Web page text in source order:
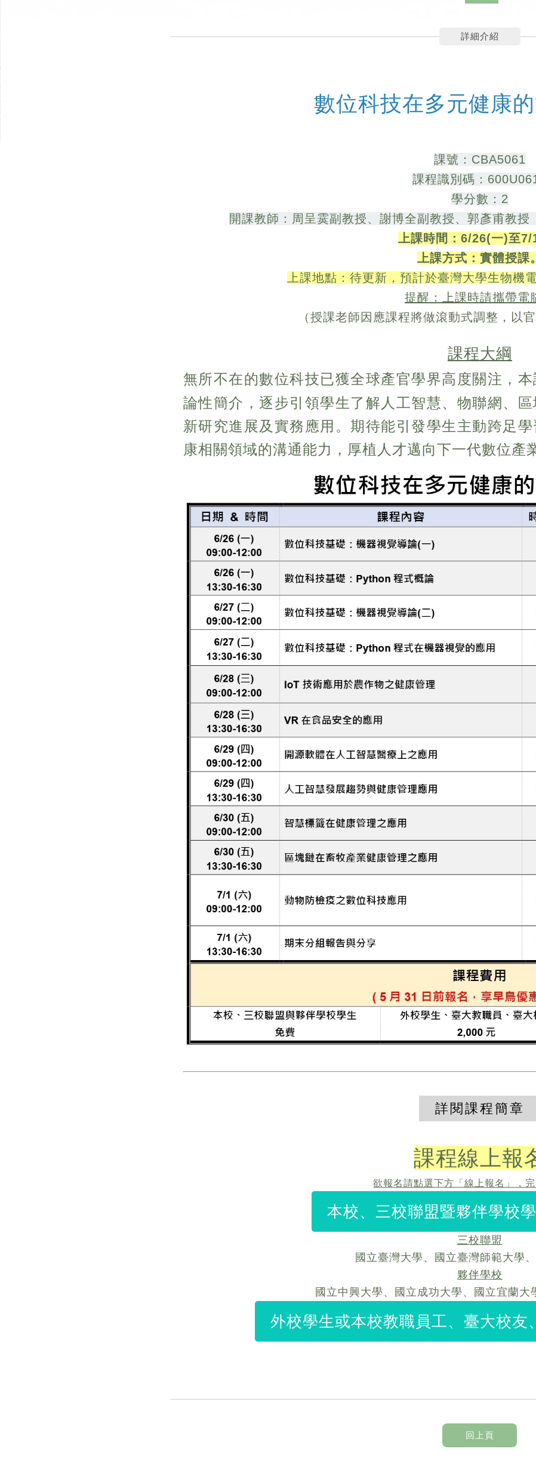
詳細介紹
數位科技在多元健康
課號 ： CBA5061
課程識別碼 ：
學分數：2
開課教師： 周呈霙副教授、 謝博全副教授、郭彥甫教授
上課時間：6/26(一)至7/
上課方式： 實體授課。
上課地點：待更新，預計於臺灣大學生物機
提醒：上課時請攜帶電
（授課老師因應課程將做滾動式調整，以
課程大綱
無所不在的數位科技已獲全球產官學界高度關注，
論性簡介，逐步引領學生了解人工智慧、物聯網、
新研究進展及實務應用。期待能引發學生主動跨足
康相關領域的溝通能力，厚植人才邁向下一代數位產
詳閱課程簡章
課程線上報
欲報名請點選下方「線上報名」，
本校、三校聯盟暨夥伴學校
三校聯盟
國立臺灣大學、國立臺灣師範大學
夥伴學校
國立中興大學、國立成功大學、國立宜蘭大
外校學生或本校教職員工、臺大校友
回上頁